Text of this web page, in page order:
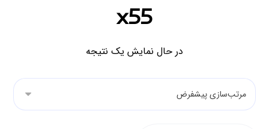
x55
در حال نمایش یک نتیجه